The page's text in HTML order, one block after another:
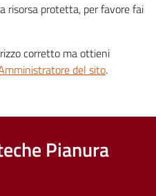
risorsa protetta, per favore fai
corretto ma ottieni
del sito.
Pianura